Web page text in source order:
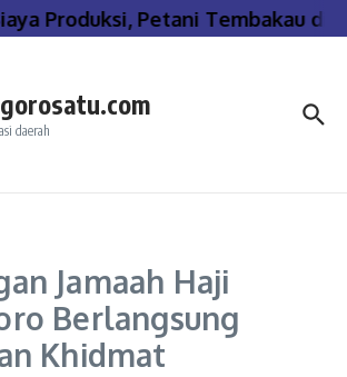
Produksi, Petani Tembakau di
daerah
Jamaah Haji
Berlangsung
Khidmat